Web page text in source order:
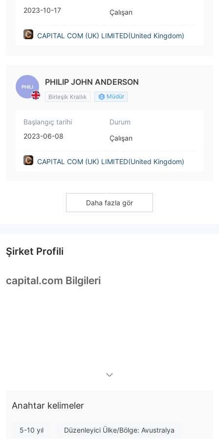
2023-10-17 Çalışan
CAPITAL COM (UK) LIMITED(United Kingdom)
PHILIP JOHN ANDERSON
Birleşik Krallık Müdür
Başlangıç tarihi
2023-06-08
Durum
Çalışan
CAPITAL COM (UK) LIMITED(United Kingdom)
Daha fazla gör
Şirket Profili
capital.com Bilgileri
capital.com, Kıbrıs'ta kayıtlı olan ve birçok düzenleyici
Anahtar kelimeler
5-10 yıl Düzenleyici Ülke/Bölge: Avustralya